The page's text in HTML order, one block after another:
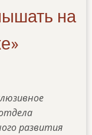
на
развития